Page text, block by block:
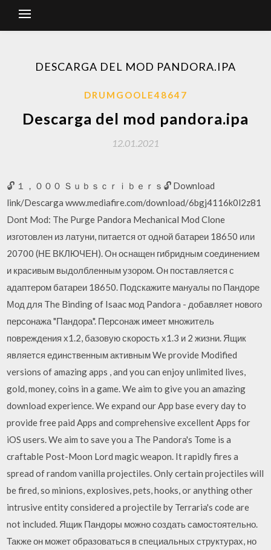
DESCARGA DEL MOD PANDORA.IPA
DRUMGOOLE48647
Descarga del mod pandora.ipa
12.01.2021
🔓 １，０００ Ｓｕｂｓｃｒｉｂｅｒｓ🔓 Download
link/Descarga www.mediafire.com/download/6bgj4116k0l2z81
Dont Mod: The Purge Pandora Mechanical Mod Clone
изготовлен из латуни, питается от одной батареи 18650 или
20700 (НЕ ВКЛЮЧЕН). Он оснащен гибридным соединением
и красивым выдолбленным узором. Он поставляется с
адаптером батареи 18650. Подскажите мануалы по Пандоре
Мод для The Binding of Isaac мод Pandora - добавляет нового
персонажа "Пандора". Персонаж имеет множитель
повреждения х1.2, базовую скорость х1.3 и 2 жизни. Ящик
является единственным активным We provide Modified
versions of amazing apps , and you can enjoy unlimited lives,
gold, money, coins in a game. We aim to give you an amazing
download experience. We expand our App base every day to
provide free paid Apps and comprehensive excellent Apps for
iOS users. We aim to save you a The Pandora's Tome is a
craftable Post-Moon Lord magic weapon. It rapidly fires a
spread of random vanilla projectiles. Only certain projectiles will
be fired, so minions, explosives, pets, hooks, or anything other
intrusive entity considered a projectile by Terraria's code are
not included. Ящик Пандоры можно создать самостоятельно.
Также он может образоваться в специальных структурах, но